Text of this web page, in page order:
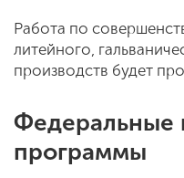
Работа по
литейного,
производств будет
Федеральные
программы